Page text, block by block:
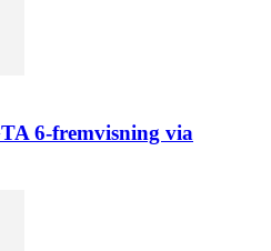
6-fremvisning via